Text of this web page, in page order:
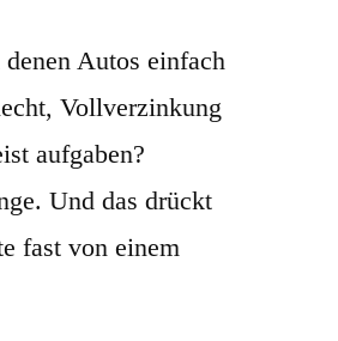
Autos einfach
Vollverzinkung
aufgaben?
Und das drückt
fast von einem